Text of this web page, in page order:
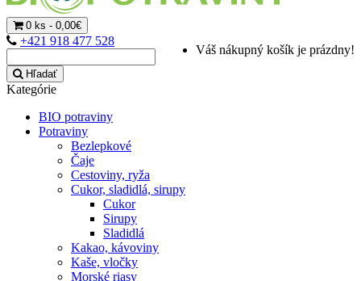
0 ks - 0,00€
Váš nákupný košík je prázdny!
+421 918 477 528
Hľadať
Kategórie
BIO potraviny
Potraviny
Bezlepkové
Čaje
Cestoviny, ryža
Cukor, sladidlá, sirupy
Cukor
Sirupy
Sladidlá
Kakao, kávoviny
Kaše, vločky
Morské riasy